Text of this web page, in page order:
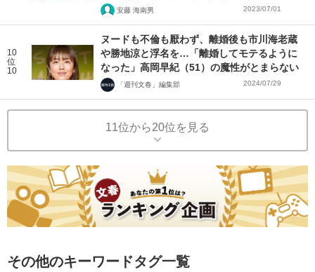
安藤 海南男 2023/07/01
10
位
10
ヌードも不倫も厭わず、離婚後も市川海老蔵
や勝地涼と浮名を…「離婚してモテるように
なった」高岡早紀（51）の魔性がとまらない
「週刊文春」編集部 2024/07/29
11位から20位を見る
その他のキーワードタグ一覧